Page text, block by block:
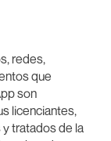
redes,
que
son
licenciantes,
tratados de la